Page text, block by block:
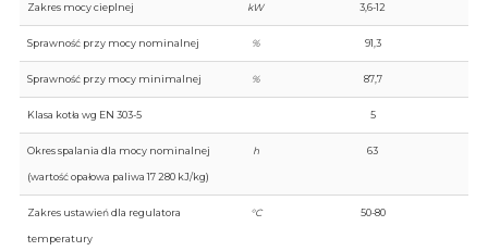
Zakres mocy cieplnej kW 3,6-12
Sprawność przy mocy nominalnej % 91,3
Sprawność przy mocy minimalnej % 87,7
Klasa kotła wg EN 303-5 5
Okres spalania dla mocy nominalnej
(wartość opałowa paliwa 17 280 kJ/kg)
h 63
Zakres ustawień dla regulatora
temperatury
°C 50-80